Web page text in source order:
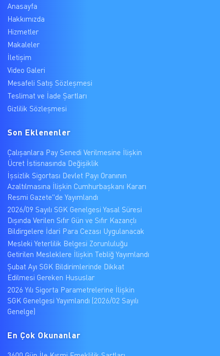
Anasayfa
Hakkımızda
Hizmetler
Makaleler
İletişim
Video Galeri
Mesafeli Satış Sözleşmesi
Teslimat ve İade Şartları
Gizlilik Sözleşmesi
Son Eklenenler
Çalışanlara Pay Senedi Verilmesine İlişkin
Ücret İstisnasında Değişiklik
İşsizlik Sigortası Devlet Payı Oranının
Azaltılmasına İlişkin Cumhurbaşkanı Kararı
Resmi Gazete"de Yayımlandı
2026/09 Sayılı SGK Genelgesi Yasal Süresi
Dışında Verilen Sıfır Gün ve Sıfır Kazançlı
Bildirgelere İdari Para Cezası Uygulanacak
Mesleki Yeterlilik Belgesi Zorunluluğu
Getirilen Mesleklere İlişkin Tebliğ Yayımlandı
Şubat Ayı SGK Bildirimlerinde Dikkat
Edilmesi Gereken Hususlar
2026 Yılı Sigorta Parametrelerine İlişkin
SGK Genelgesi Yayımlandı (2026/02 Sayılı
Genelge)
En Çok Okunanlar